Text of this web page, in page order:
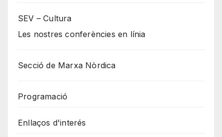
SEV – Cultura
Les nostres conferències en línia
Secció de Marxa Nòrdica
Programació
Enllaços d'interés